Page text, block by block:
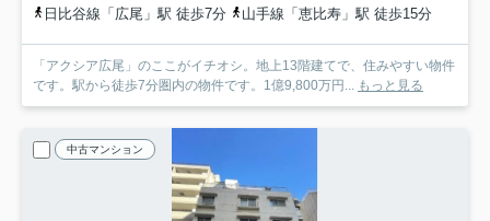
日比谷線「広尾」駅 徒歩7分
山手線「恵比寿」駅 徒歩15分
「アクシア広尾」のここがイチオシ。地上13階建てで、住みやすい物件
です。駅から徒歩7分圏内の物件です。1億9,800万円... もっと見る
中古マンション